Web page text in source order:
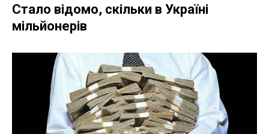
Стало відомо, скільки в Україні
мільйонерів